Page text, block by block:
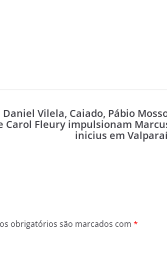
Daniel Vilela, Caiado, Pábio
Carol Fleury impulsionam
inicius em
obrigatórios são marcados com *